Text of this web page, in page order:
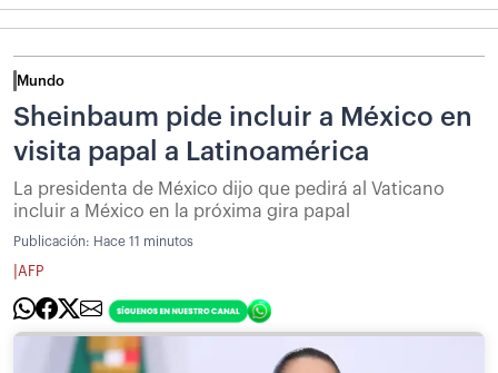
Mundo
Sheinbaum pide incluir a México en
visita papal a Latinoamérica
La presidenta de México dijo que pedirá al Vaticano
incluir a México en la próxima gira papal
Publicación: Hace 11 minutos
AFP